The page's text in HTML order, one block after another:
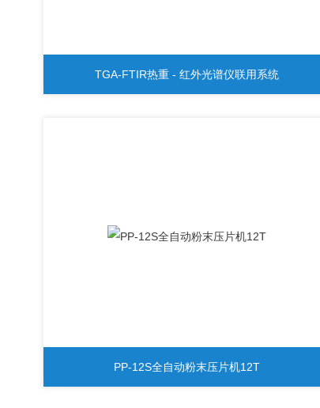
TGA-FTIR热重 - 红外光谱仪联用系统
PP-12S全自动粉末压片机12T